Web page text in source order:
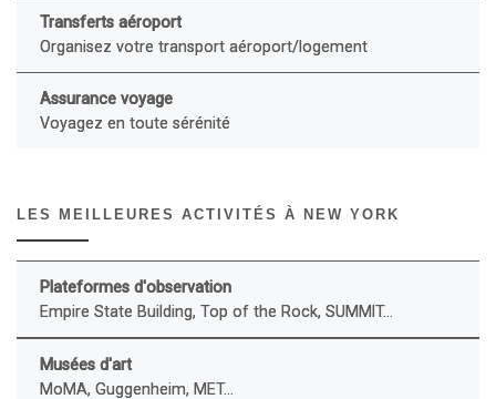
Transferts aéroport
Organisez votre transport aéroport/logement
Assurance voyage
Voyagez en toute sérénité
LES MEILLEURES ACTIVITÉS À NEW YORK
Plateformes d'observation
Empire State Building, Top of the Rock, SUMMIT...
Musées d'art
MoMA, Guggenheim, MET...